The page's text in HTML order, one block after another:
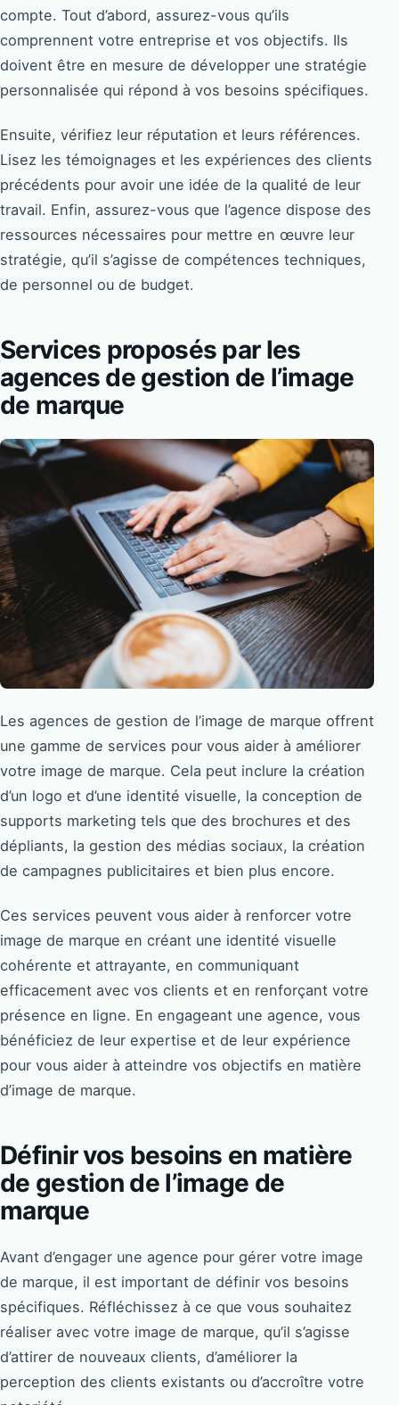
compte. Tout d’abord, assurez-vous qu’ils
comprennent votre entreprise et vos objectifs. Ils
doivent être en mesure de développer une stratégie
personnalisée qui répond à vos besoins spécifiques.
Ensuite, vérifiez leur réputation et leurs références.
Lisez les témoignages et les expériences des clients
précédents pour avoir une idée de la qualité de leur
travail. Enfin, assurez-vous que l’agence dispose des
ressources nécessaires pour mettre en œuvre leur
stratégie, qu’il s’agisse de compétences techniques,
de personnel ou de budget.
Services proposés par les
agences de gestion de l’image
de marque
Les agences de gestion de l’image de marque offrent
une gamme de services pour vous aider à améliorer
votre image de marque. Cela peut inclure la création
d’un logo et d’une identité visuelle, la conception de
supports marketing tels que des brochures et des
dépliants, la gestion des médias sociaux, la création
de campagnes publicitaires et bien plus encore.
Ces services peuvent vous aider à renforcer votre
image de marque en créant une identité visuelle
cohérente et attrayante, en communiquant
efficacement avec vos clients et en renforçant votre
présence en ligne. En engageant une agence, vous
bénéficiez de leur expertise et de leur expérience
pour vous aider à atteindre vos objectifs en matière
d’image de marque.
Définir vos besoins en matière
de gestion de l’image de
marque
Avant d’engager une agence pour gérer votre image
de marque, il est important de définir vos besoins
spécifiques. Réfléchissez à ce que vous souhaitez
réaliser avec votre image de marque, qu’il s’agisse
d’attirer de nouveaux clients, d’améliorer la
perception des clients existants ou d’accroître votre